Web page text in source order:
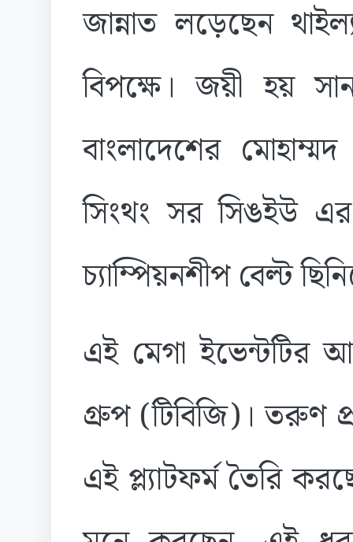
জান্নাত লড়েছেন
বিপক্ষে। জয়ী হয়
বাংলাদেশের
সিংথং সর সিঙইউ এর
চ্যাম্পিয়নশীপ বেল্ট
এই মেগা ইভেন্টটির
গ্রুপ (টিবিজি)। তরুণ
এই প্ল্যাটফর্ম তৈরি